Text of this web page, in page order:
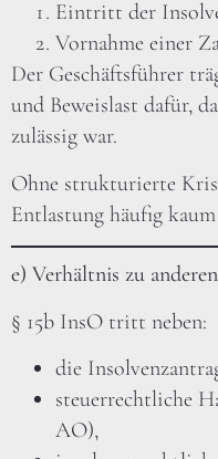
Eintritt der
Vornahme einer
Der Geschäftsführer
und Beweislast dafür,
zulässig war.
Ohne strukturierte
Entlastung häufig
e) Verhältnis zu
§ 15b InsO tritt neben:
die
steuerrechtliche
AO),